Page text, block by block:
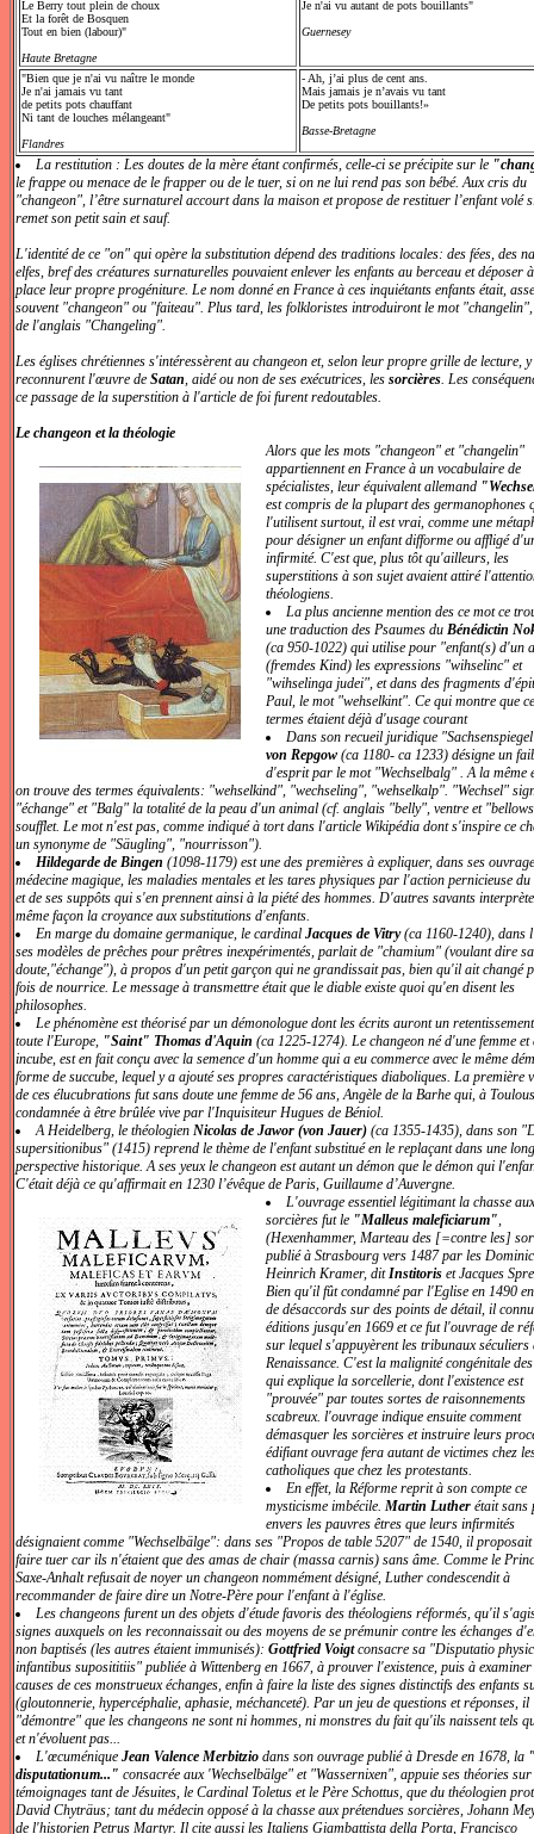
Le Berry tout plein de choux
Et la forêt de Bosquen
Tout en bien (labour)"
Haute Bretagne
Je n'ai vu autant de pots bouillants"
Guernesey
"Bien que je n'ai vu naître le monde
Je n'ai jamais vu tant
de petits pots chauffant
Ni tant de louches mélangeant"
Flandres
- Ah, j’ai plus de cent ans.
Mais jamais je n’avais vu tant
De petits pots bouillants!»
Basse-Bretagne
La restitution : Les doutes de la mère étant confirmés, celle-ci se précipite sur le
le frappe ou menace de le frapper ou de le tuer, si on ne lui rend pas son bébé. Aux cris du
"changeon", l’être surnaturel accourt dans la maison et propose de restituer l’enfant volé
remet son petit sain et sauf.
L'identité de ce "on" qui opère la substitution dépend des traditions locales: des fées, des
elfes, bref des créatures surnaturelles pouvaient enlever les enfants au berceau et déposer
place leur propre progéniture. Le nom donné en France à ces inquiétants enfants était,
souvent "changeon" ou "faiteau". Plus tard, les folkloristes introduiront le mot
de l'anglais "Changeling".
Les églises chrétiennes s'intéressèrent au changeon et, selon leur propre grille de lecture, y
reconnurent l'œuvre de Satan, aidé ou non de ses exécutrices, les sorcières. Les
ce passage de la superstition à l'article de foi furent redoutables.
Le changeon et la théologie
Alors que les mots "changeon" et "changelin"
appartiennent en France à un vocabulaire de
spécialistes, leur équivalent allemand
est compris de la plupart des germanophones
l'utilisent surtout, il est vrai, comme une
pour désigner un enfant difforme ou affligé
infirmité. C'est que, plus tôt qu'ailleurs, les
superstitions à son sujet avaient attiré
théologiens.
La plus ancienne mention des ce mot ce
une traduction des Psaumes du Bénédictin
(ca 950-1022) qui utilise pour "enfant(s) d'un
(fremdes Kind) les expressions "wihselinc" et
"wihselinga judei", et dans des fragments
Paul, le mot "wehselkint". Ce qui montre que
termes étaient déjà d'usage courant
Dans son recueil juridique
von Repgow (ca 1180- ca 1233) désigne un
d'esprit par le mot "Wechselbalg" . A la même
on trouve des termes équivalents: "wehselkind", "wechseling", "wehselkalp". "Wechsel"
"échange" et "Balg" la totalité de la peau d'un animal (cf. anglais "belly", ventre et
soufflet. Le mot n'est pas, comme indiqué à tort dans l'article Wikipédia dont s'inspire ce
un synonyme de "Säugling", "nourrisson").
Hildegarde de Bingen (1098-1179) est une des premières à expliquer, dans ses
médecine magique, les maladies mentales et les tares physiques par l'action pernicieuse
et de ses suppôts qui s'en prennent ainsi à la piété des hommes. D'autres savants
même façon la croyance aux substitutions d'enfants.
En marge du domaine germanique, le cardinal Jacques de Vitry(ca 1160-1240), dans
ses modèles de prêches pour prêtres inexpérimentés, parlait de "chamium" (voulant dire
doute,"échange"), à propos d'un petit garçon qui ne grandissait pas, bien qu'il ait changé
fois de nourrice. Le message à transmettre était que le diable existe quoi qu'en disent les
philosophes.
Le phénomène est théorisé par un démonologue dont les écrits auront un
toute l'Europe, "Saint" Thomas d'Aquin (ca 1225-1274). Le changeon né d'une femme et
incube, est en fait conçu avec la semence d'un homme qui a eu commerce avec le même
forme de succube, lequel y a ajouté ses propres caractéristiques diaboliques. La première
de ces élucubrations fut sans doute une femme de 56 ans, Angèle de la Barhe qui, à
condamnée à être brûlée vive par l'Inquisiteur Hugues de Béniol.
A Heidelberg, le théologien Nicolas de Jawor (von Jauer)(ca 1355-1435), dans son
supersitionibus" (1415) reprend le thème de l'enfant substitué en le replaçant dans une
perspective historique. A ses yeux le changeon est autant un démon que le démon qui
C'était déjà ce qu'affirmait en 1230 l’évêque de Paris, Guillaume d’Auvergne.
L'ouvrage essentiel légitimant la chasse aux
sorcières fut le "Malleus maleficiarum",
(Hexenhammer, Marteau des [=contre les]
publié à Strasbourg vers 1487 par les
Heinrich Kramer, ditInstitoris et Jacques
Bien qu'il fût condamné par l'Eglise en 1490
de désaccords sur des points de détail, il
éditions jusqu'en 1669 et ce fut l'ouvrage de
sur lequel s'appuyèrent les tribunaux séculiers
Renaissance. C'est la malignité congénitale
qui explique la sorcellerie, dont l'existence est
"prouvée" par toutes sortes de raisonnements
scabreux. l'ouvrage indique ensuite comment
démasquer les sorcières et instruire leurs
édifiant ouvrage fera autant de victimes chez
catholiques que chez les protestants.
En effet, la Réforme reprit à son compte ce
mysticisme imbécile. Martin Luther était sans
envers les pauvres êtres que leurs infirmités
désignaient comme "Wechselbälge": dans ses "Propos de table 5207" de 1540, il proposait
faire tuer car ils n'étaient que des amas de chair (massa carnis) sans âme. Comme le
Saxe-Anhalt refusait de noyer un changeon nommément désigné, Luther condescendit à
recommander de faire dire un Notre-Père pour l'enfant à l'église.
Les changeons furent un des objets d'étude favoris des théologiens réformés, qu'il
signes auxquels on les reconnaissait ou des moyens de se prémunir contre les échanges
non baptisés (les autres étaient immunisés): Gottfried Voigtconsacre sa "Disputatio
infantibus suposititiis" publiée à Wittenberg en 1667, à prouver l'existence, puis à examiner
causes de ces monstrueux échanges, enfin à faire la liste des signes distinctifs des enfants
(gloutonnerie, hypercéphalie, aphasie, méchanceté). Par un jeu de questions et réponses, il
"démontre" que les changeons ne sont ni hommes, ni monstres du fait qu'ils naissent tels
et n'évoluent pas...
L'œcuménique Jean Valence Merbitziodans son ouvrage publié à Dresde en 1678, la
disputationum..." consacrée aux 'Wechselbälge" et "Wassernixen", appuie ses théories sur
témoignages tant de Jésuites, le Cardinal Toletus et le Père Schottus, que du théologien
David Chyträus; tant du médecin opposé à la chasse aux prétendues sorcières, Johann
de l'historien Petrus Martyr. Il cite aussi les Italiens Giambattista della Porta, Francisco